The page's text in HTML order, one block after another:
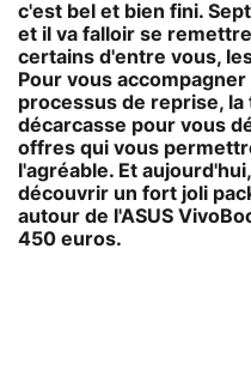
c'est bel et bien fini.
et il va falloir se
certains d'entre vous,
Pour vous
processus de reprise, la
décarcasse pour vous
offres qui vous
l'agréable. Et
découvrir un fort joli
autour de l'ASUS
450 euros.